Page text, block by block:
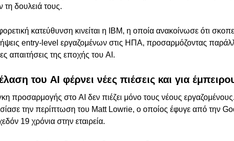
τη δουλειά τους.
κατεύθυνση κινείται η IBM, η οποία ανακοίνωσε ότι
entry-level εργαζομένων στις ΗΠΑ, προσαρμόζοντας
απαιτήσεις της εποχής του AI.
του AI φέρνει νέες πιέσεις και για
προσαρμογής στο AI δεν πιέζει μόνο τους νέους
την περίπτωση του Matt Lowrie, ο οποίος έφυγε από την
19 χρόνια στην εταιρεία.